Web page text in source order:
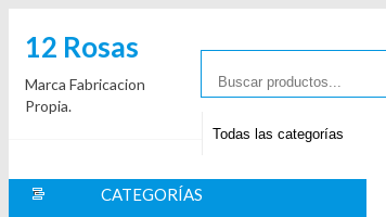
12 Rosas
Marca Fabricacion
Propia.
CATEGORÍAS